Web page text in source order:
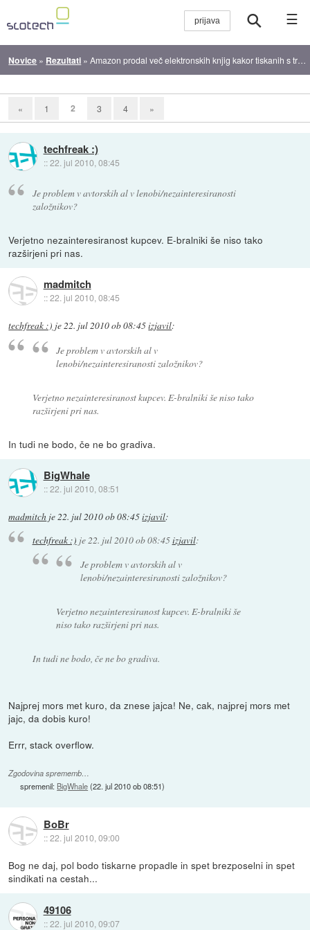
☰
Novice » Rezultati »Amazon prodal več elektronskih knjig kakor tiskanih s trdimi platnicami
« 1 2 3 4 »
techfreak :)
::22. jul 2010, 08:45
Je problem v avtorskih al v lenobi/nezainteresiranosti
založnikov?
Verjetno nezainteresiranost kupcev. E-bralniki še niso tako
razširjeni pri nas.
madmitch
::22. jul 2010, 08:45
techfreak :) je22. jul 2010 ob 08:45izjavil:
Je problem v avtorskih al v
lenobi/nezainteresiranosti založnikov?
Verjetno nezainteresiranost kupcev. E-bralniki še niso tako
razširjeni pri nas.
In tudi ne bodo, če ne bo gradiva.
BigWhale
::22. jul 2010, 08:51
madmitch je22. jul 2010 ob 08:45izjavil:
techfreak :) je 22. jul 2010 ob 08:45izjavil:
Je problem v avtorskih al v
lenobi/nezainteresiranosti založnikov?
Verjetno nezainteresiranost kupcev. E-bralniki še
niso tako razširjeni pri nas.
In tudi ne bodo, če ne bo gradiva.
Najprej mors met kuro, da znese jajca! Ne, cak, najprej mors met
jajc, da dobis kuro!
Errr, stack overflow.
Zgodovina sprememb…
spremenil: BigWhale(22. jul 2010 ob 08:51)
BoBr
::22. jul 2010, 09:00
Bog ne daj, pol bodo tiskarne propadle in spet brezposelni in spet
sindikati na cestah...
49106
::22. jul 2010, 09:07